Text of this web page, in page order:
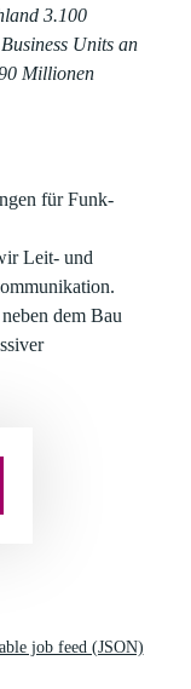
3.100
Units an
Millionen
für Funk-
Leit- und
dem Bau
job feed (JSON)